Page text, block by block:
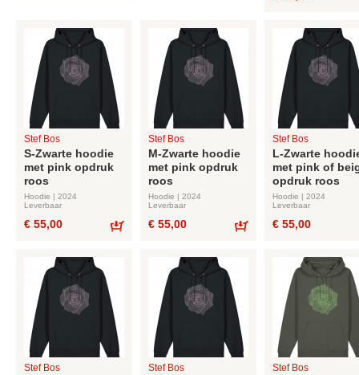
Stef Bos
S-Zwarte hoodie
met pink opdruk
roos
Hoodie | 2024
Leverbaar
€ 55,00
Stef Bos
M-Zwarte hoodie
met pink opdruk
roos
Hoodie | 2024
Leverbaar
€ 55,00
Stef Bos
L-Zwarte
met pink of
opdruk roos
Hoodie | 2024
Leverbaar
€ 55,00
Stef Bos Stef Bos Stef Bos